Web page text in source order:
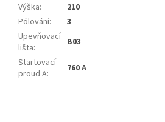
Výška:
210
Pólování:
3
Upevňovací
lišta:
B03
Startovací
proud A: 760 A